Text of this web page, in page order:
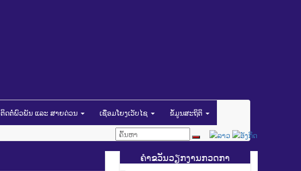
ຕິດຕໍ່ພົວພັນ ແລະ ສາຍດ່ວນ ເຊື່ອມໂຍງເວັບໄຊ ຂໍ້ມູນສະຖິຕິ
ຄຳຂວັນວຽກງານກວດກາ